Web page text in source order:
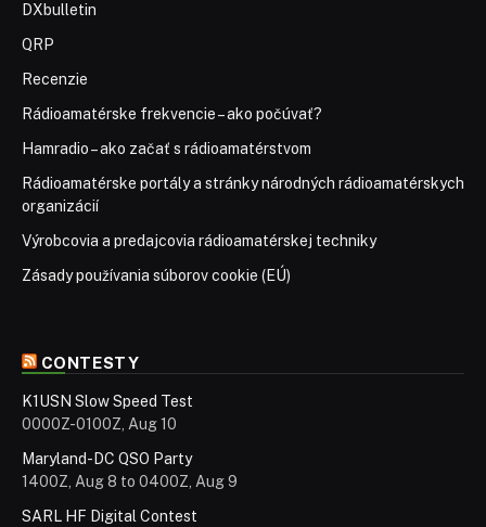
DXbulletin
QRP
Recenzie
Rádioamatérske frekvencie – ako počúvať?
Hamradio – ako začať s rádioamatérstvom
Rádioamatérske portály a stránky národných rádioamatérskych
organizácií
Výrobcovia a predajcovia rádioamatérskej techniky
Zásady používania súborov cookie (EÚ)
CONTESTY
K1USN Slow Speed Test
0000Z-0100Z, Aug 10
Maryland-DC QSO Party
1400Z, Aug 8 to 0400Z, Aug 9
SARL HF Digital Contest